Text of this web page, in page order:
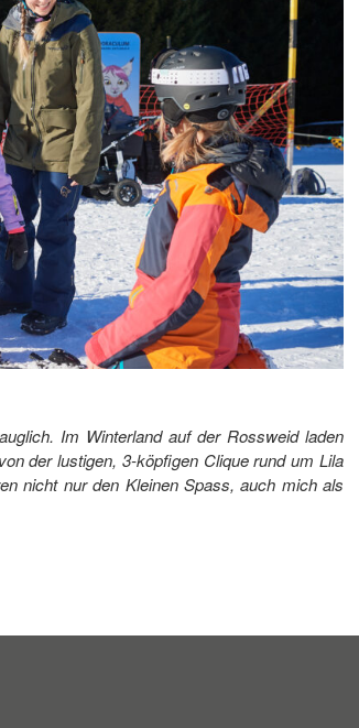
Im Winterland auf der Rossweid laden
der lustigen, 3-köpfigen Clique rund um Lila
nicht nur den Kleinen Spass, auch mich als